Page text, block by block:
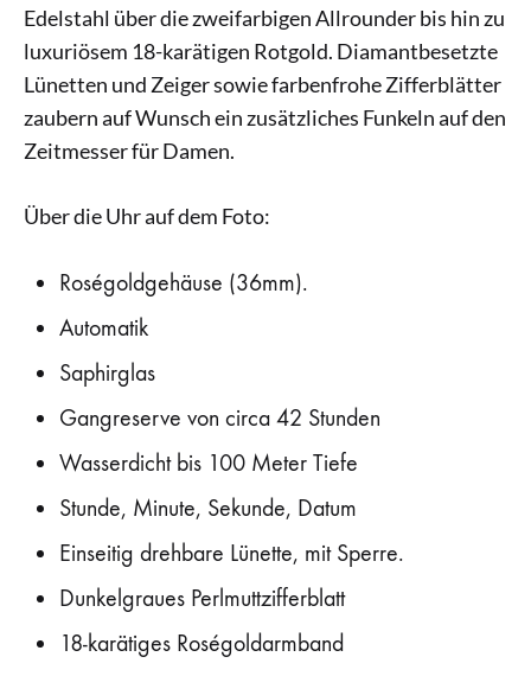
Edelstahl über die zweifarbigen Allrounder bis hin zu
luxuriösem 18-karätigen Rotgold. Diamantbesetzte
Lünetten und Zeiger sowie farbenfrohe Zifferblätter
zaubern auf Wunsch ein zusätzliches Funkeln auf den
Zeitmesser für Damen.
Über die Uhr auf dem Foto:
Roségoldgehäuse (36mm).
Automatik
Saphirglas
Gangreserve von circa 42 Stunden
Wasserdicht bis 100 Meter Tiefe
Stunde, Minute, Sekunde, Datum
Einseitig drehbare Lünette, mit Sperre.
Dunkelgraues Perlmuttzifferblatt
18-karätiges Roségoldarmband